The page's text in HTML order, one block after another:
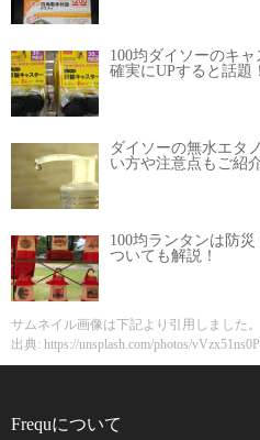
100均ダイソーのキ
確実にUPすると話題！
ダイソーの無水エタ
い方や注意点もご紹介
100均ランタンは防
ついても解説！
サムネイル画像は下記より引用しました。
出典: https://unsplash.com/photos/
Frequについて